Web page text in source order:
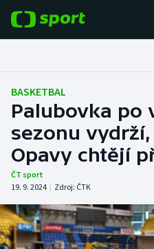
Fotbal
Hokej
Tenis
Atletika
Cyklistika
BASKETBAL
Palubovka po
sezonu
Opavy chtějí
ČT sport
19. 9. 2024 | Zdroj: ČTK